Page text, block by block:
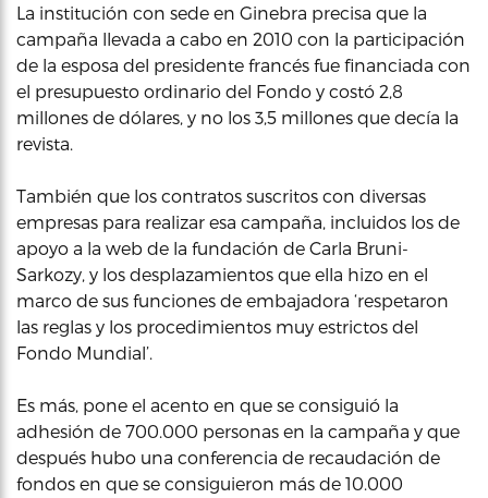
La institución con sede en Ginebra precisa que la
campaña llevada a cabo en 2010 con la participación
de la esposa del presidente francés fue financiada con
el presupuesto ordinario del Fondo y costó 2,8
millones de dólares, y no los 3,5 millones que decía la
revista.
También que los contratos suscritos con diversas
empresas para realizar esa campaña, incluidos los de
apoyo a la web de la fundación de Carla Bruni-
Sarkozy, y los desplazamientos que ella hizo en el
marco de sus funciones de embajadora ‘respetaron
las reglas y los procedimientos muy estrictos del
Fondo Mundial’.
Es más, pone el acento en que se consiguió la
adhesión de 700.000 personas en la campaña y que
después hubo una conferencia de recaudación de
fondos en que se consiguieron más de 10.000